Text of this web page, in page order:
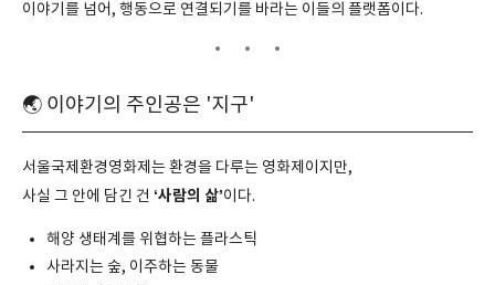
이야기를 넘어, 행동으로 연결되기를 바라는 이들의 플랫폼이다.
🌏 이야기의 주인공은 '지구'
서울국제환경영화제는 환경을 다루는 영화제이지만,
사실 그 안에 담긴 건 ‘사람의 삶’이다.
해양 생태계를 위협하는 플라스틱
사라지는 숲, 이주하는 동물